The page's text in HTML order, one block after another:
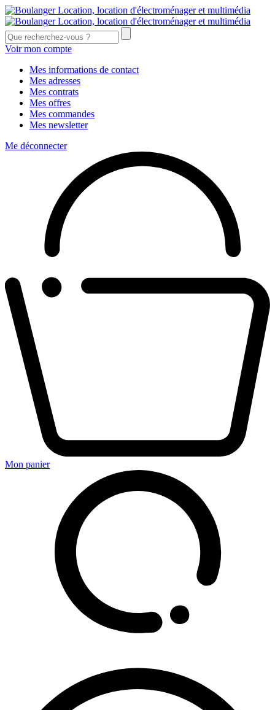
Voir mon compte
Mes informations de contact
Mes adresses
Mes contrats
Mes offres
Mes commandes
Mes newsletter
Me déconnecter
Mon panier